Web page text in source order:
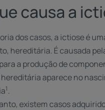
causa a
dos casos, a ictiose é
hereditária. É causada
a produção de
aparece no
1.
existem casos